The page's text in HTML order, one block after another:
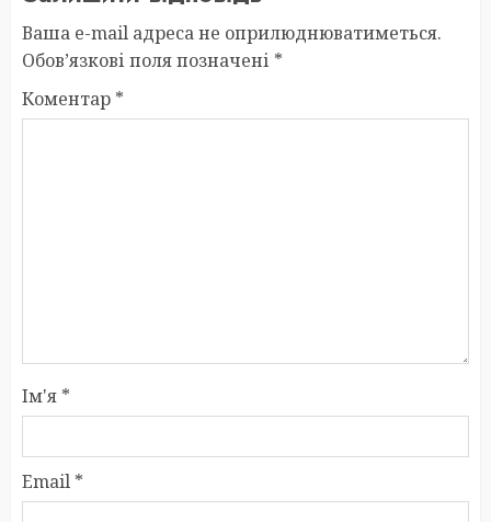
Ваша e-mail адреса не оприлюднюватиметься.
Обов’язкові поля позначені *
Коментар *
Ім'я *
Email *